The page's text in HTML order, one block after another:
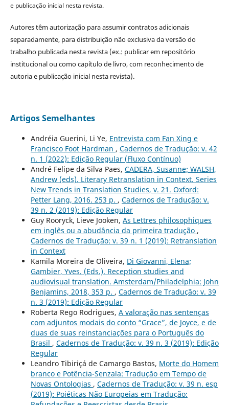
e publicação inicial nesta revista.
Autores têm autorização para assumir contratos adicionais
separadamente, para distribuição não exclusiva da versão do
trabalho publicada nesta revista (ex.: publicar em repositório
institucional ou como capítulo de livro, com reconhecimento de
autoria e publicação inicial nesta revista).
Artigos Semelhantes
Andréia Guerini, Li Ye, Entrevista com Fan Xing e
Francisco Foot Hardman , Cadernos de Tradução: v. 42
n. 1 (2022): Edição Regular (Fluxo Contínuo)
André Felipe da Silva Paes, CADERA, Susanne; WALSH,
Andrew (eds). Literary Retranslation in Context. Series
New Trends in Translation Studies, v. 21. Oxford:
Petter Lang, 2016. 253 p. , Cadernos de Tradução: v.
39 n. 2 (2019): Edição Regular
Guy Rooryck, Lieve Jooken, As Lettres philosophiques
em inglês ou a abudância da primeira tradução ,
Cadernos de Tradução: v. 39 n. 1 (2019): Retranslation
in Context
Kamila Moreira de Oliveira, Di Giovanni, Elena;
Gambier, Yves. (Eds.). Reception studies and
audiovisual translation. Amsterdam/Philadelphia: John
Benjamins, 2018, 353 p. , Cadernos de Tradução: v. 39
n. 3 (2019): Edição Regular
Roberta Rego Rodrigues, A valoração nas sentenças
com adjuntos modais do conto “Grace”, de Joyce, e de
duas de suas reinstanciações para o Português do
Brasil , Cadernos de Tradução: v. 39 n. 3 (2019): Edição
Regular
Leandro Tibiriçá de Camargo Bastos, Morte do Homem
branco e Potência-Senzala: Tradução em Tempo de
Novas Ontologias , Cadernos de Tradução: v. 39 n. esp
(2019): Poiéticas Não Europeias em Tradução: